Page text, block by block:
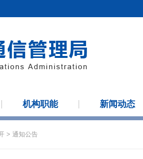
机构职能 新闻动态
> 通知公告